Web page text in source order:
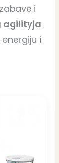
i
agilityja
i